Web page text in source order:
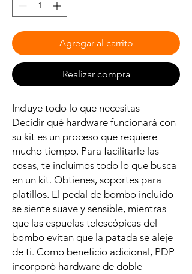
Agregar al carrito
Realizar compra
Incluye todo lo que necesitas
Decidir qué hardware funcionará con
su kit es un proceso que requiere
mucho tiempo. Para facilitarle las
cosas, te incluimos todo lo que busca
en un kit. Obtienes, soportes para
platillos. El pedal de bombo incluido
se siente suave y sensible, mientras
que las espuelas telescópicas del
bombo evitan que la patada se aleje
de ti. Como beneficio adicional, PDP
incorporó hardware de doble